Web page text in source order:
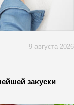
9 августа 2026
закуски